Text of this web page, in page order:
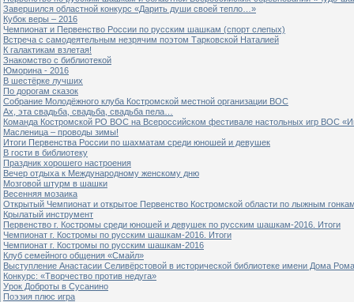
Завершился областной конкурс «Дарить души своей тепло…»
Кубок веры – 2016
Чемпионат и Первенство России по русским шашкам (спорт слепых)
Встреча с самодеятельным незрячим поэтом Тарковской Наталией
К галактикам взлетая!
Знакомство с библиотекой
Юморина - 2016
В шестёрке лучших
По дорогам сказок
Собрание Молодёжного клуба Костромской местной организации ВОС
Ах, эта свадьба, свадьба, свадьба пела…
Команда Костромской РО ВОС на Всероссийском фестивале настольных игр ВОС
Масленица – проводы зимы!
Итоги Первенства России по шахматам среди юношей и девушек
В гости в библиотеку
Праздник хорошего настроения
Вечер отдыха к Международному женскому дню
Мозговой штурм в шашки
Весенняя мозаика
Открытый Чемпионат и открытое Первенство Костромской области по лыжным
Крылатый инструмент
Первенство г. Костромы среди юношей и девушек по русским шашкам-2016. Итоги
Чемпионат г. Костромы по русским шашкам-2016. Итоги
Чемпионат г. Костромы по русским шашкам-2016
Клуб семейного общения «Смайл»
Выступление Анастасии Селивёрстовой в исторической библиотеке имени Дома
Конкурс: «Творчество против недуга»
Урок Доброты в Сусанино
Поэзия плюс игра